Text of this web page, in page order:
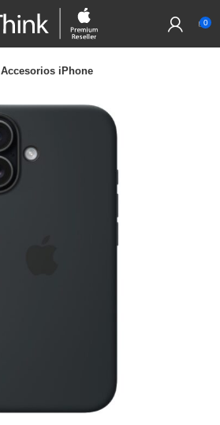
0
Accesorios iPhone